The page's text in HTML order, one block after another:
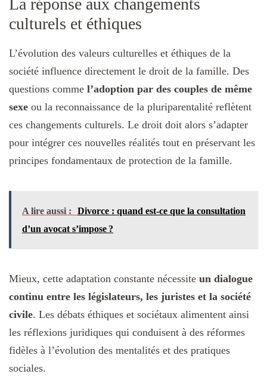
culturels et éthiques
L’évolution des valeurs culturelles et éthiques de la
société influence directement le droit de la famille. Des
questions comme l’adoption par des couples de même
sexe ou la reconnaissance de la pluriparentalité reflètent
ces changements culturels. Le droit doit alors s’adapter
pour intégrer ces nouvelles réalités tout en préservant les
principes fondamentaux de protection de la famille.
A lire aussi :
Divorce : quand est-ce que la consultation
d’un avocat s’impose ?
Mieux, cette adaptation constante nécessite un dialogue
continu entre les législateurs, les juristes et la société
civile. Les débats éthiques et sociétaux alimentent ainsi
les réflexions juridiques qui conduisent à des réformes
fidèles à l’évolution des mentalités et des pratiques
sociales.